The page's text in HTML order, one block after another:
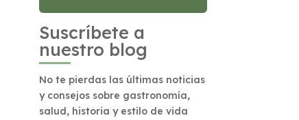
Suscríbete a
nuestro blog
No te pierdas las últimas noticias
y consejos sobre gastronomía,
salud, historia y estilo de vida